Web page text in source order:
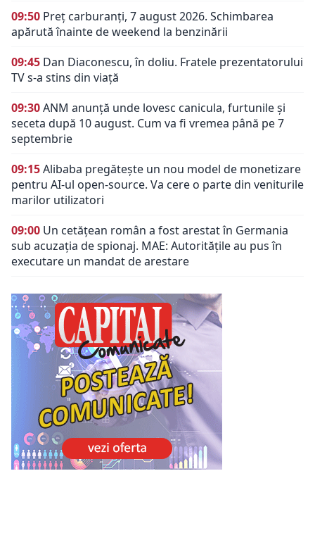
09:50 Preț carburanți, 7 august 2026. Schimbarea
apărută înainte de weekend la benzinării
09:45 Dan Diaconescu, în doliu. Fratele prezentatorului
TV s-a stins din viață
09:30ANM anunță unde lovesc canicula, furtunile și
seceta după 10 august. Cum va fi vremea până pe 7
septembrie
09:15Alibaba pregătește un nou model de monetizare
pentru AI-ul open-source. Va cere o parte din veniturile
marilor utilizatori
09:00 Un cetățean român a fost arestat în Germania
sub acuzația de spionaj. MAE: Autorităţile au pus în
executare un mandat de arestare